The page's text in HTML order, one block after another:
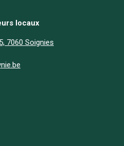
locaux
7060 Soignies